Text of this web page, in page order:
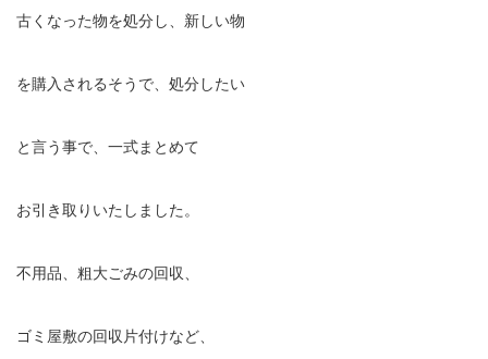
古くなった物を処分し、新しい物
を購入されるそうで、処分したい
と言う事で、一式まとめて
お引き取りいたしました。
不用品、粗大ごみの回収、
ゴミ屋敷の回収片付けなど、